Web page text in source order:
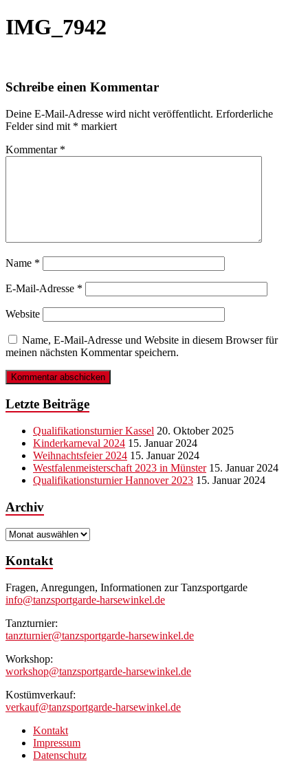
IMG_7942
Schreibe einen Kommentar
Deine E-Mail-Adresse wird nicht veröffentlicht. Erforderliche
Felder sind mit * markiert
Kommentar *
Name *
E-Mail-Adresse *
Website
Name, E-Mail-Adresse und Website in diesem Browser für
meinen nächsten Kommentar speichern.
Letzte Beiträge
Qualifikationsturnier Kassel 20. Oktober 2025
Kinderkarneval 2024 15. Januar 2024
Weihnachtsfeier 2024 15. Januar 2024
Westfalenmeisterschaft 2023 in Münster 15. Januar 2024
Qualifikationsturnier Hannover 2023 15. Januar 2024
Archiv
Archiv
Kontakt
Fragen, Anregungen, Informationen zur Tanzsportgarde
info@tanzsportgarde-harsewinkel.de
Tanzturnier:
tanzturnier@tanzsportgarde-harsewinkel.de
Workshop:
workshop@tanzsportgarde-harsewinkel.de
Kostümverkauf:
verkauf@tanzsportgarde-harsewinkel.de
Kontakt
Impressum
Datenschutz